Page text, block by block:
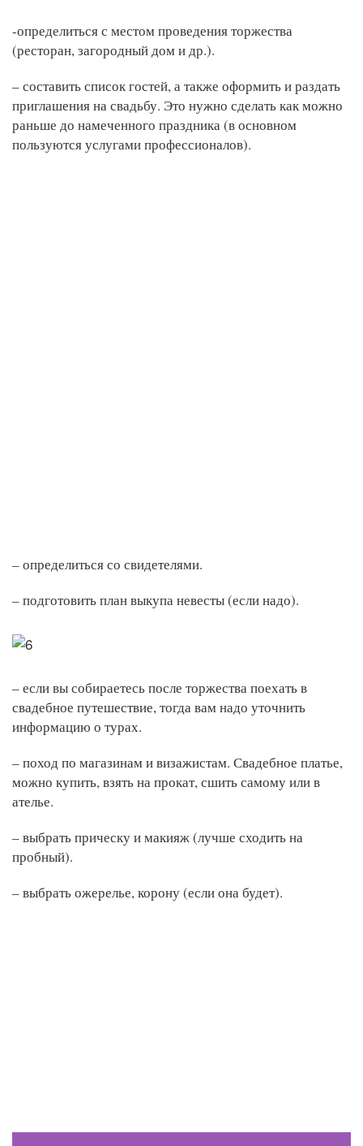
-определиться с местом проведения торжества
(ресторан, загородный дом и др.).
– составить список гостей, а также оформить и раздать
приглашения на свадьбу. Это нужно сделать как можно
раньше до намеченного праздника (в основном
пользуются услугами профессионалов).
– определиться со свидетелями.
– подготовить план выкупа невесты (если надо).
– если вы собираетесь после торжества поехать в
свадебное путешествие, тогда вам надо уточнить
информацию о турах.
– поход по магазинам и визажистам. Свадебное платье,
можно купить, взять на прокат, сшить самому или в
ателье.
– выбрать прическу и макияж (лучше сходить на
пробный).
– выбрать ожерелье, корону (если она будет).